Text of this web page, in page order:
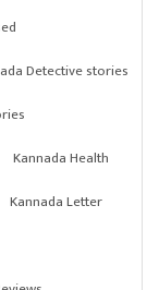
Detective stories
Kannada Health
Kannada Letter